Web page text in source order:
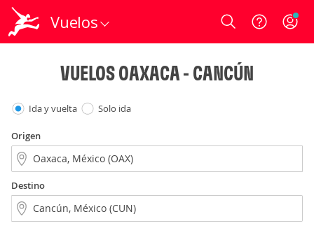
Vuelos Login
VUELOS OAXACA - CANCÚN
Ida y vuelta Solo ida
Origen
Destino